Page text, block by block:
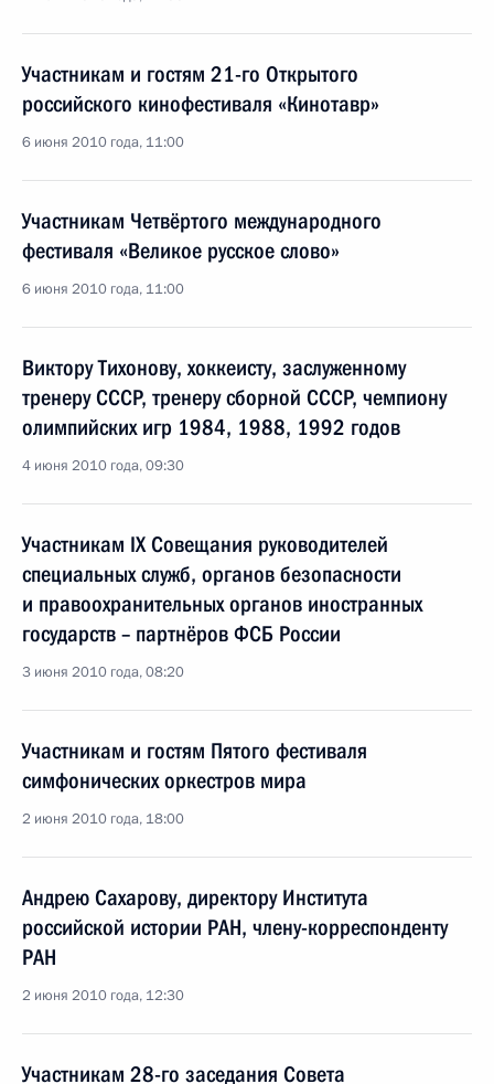
Участникам и гостям 21-го Открытого
российского кинофестиваля «Кинотавр»
6 июня 2010 года, 11:00
Участникам Четвёртого международного
фестиваля «Великое русское слово»
6 июня 2010 года, 11:00
Виктору Тихонову, хоккеисту, заслуженному
тренеру СССР, тренеру сборной СССР, чемпиону
олимпийских игр 1984, 1988, 1992 годов
4 июня 2010 года, 09:30
Участникам IX Совещания руководителей
специальных служб, органов безопасности
и правоохранительных органов иностранных
государств – партнёров ФСБ России
3 июня 2010 года, 08:20
Участникам и гостям Пятого фестиваля
симфонических оркестров мира
2 июня 2010 года, 18:00
Андрею Сахарову, директору Института
российской истории РАН, члену-корреспонденту
РАН
2 июня 2010 года, 12:30
Участникам 28-го заседания Совета